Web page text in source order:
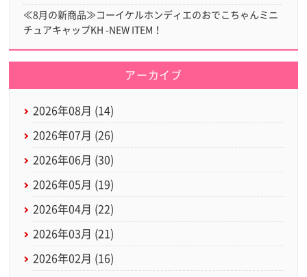
≪8月の新商品≫コーイケルホンディエのおでこちゃんミニ
チュアキャップKH -NEW ITEM！
アーカイブ
2026年08月 (14)
2026年07月 (26)
2026年06月 (30)
2026年05月 (19)
2026年04月 (22)
2026年03月 (21)
2026年02月 (16)